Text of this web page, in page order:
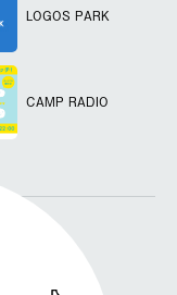
LOGOS PARK
CAMP RADIO